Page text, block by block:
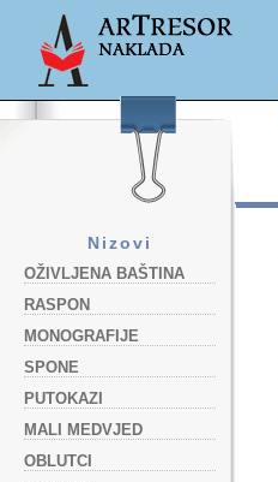
Nizovi
OŽIVLJENA BAŠTINA
RASPON
MONOGRAFIJE
SPONE
PUTOKAZI
MALI MEDVJED
OBLUTCI